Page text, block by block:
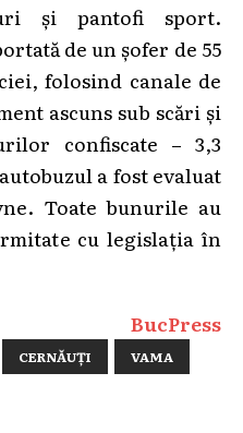
și pantofi sport.
de un șofer de 55
folosind canale de
ascuns sub scări și
confiscate – 3,3
a fost evaluat
Toate bunurile au
cu legislația în
BucPress
CERNĂUȚI VAMA